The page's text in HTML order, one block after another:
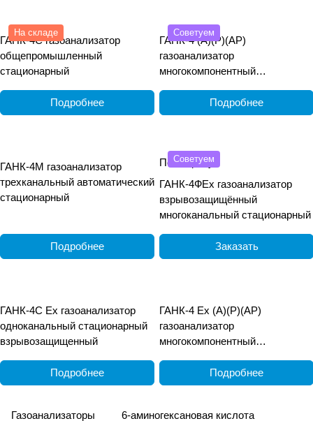
На складе
ГАНК-4С газоанализатор
общепромышленный
стационарный
Подробнее
Советуем
ГАНК-4 (А)(Р)(АР)
газоанализатор
многокомпонентный
переноснойПодробнее
ГАНК-4М газоанализатор
трехканальный автоматический
стационарный
Подробнее
Советуем
По запросу
ГАНК-4ФEx газоанализатор
взрывозащищённый
многоканальный стационарный
Заказать
ГАНК-4С Ех газоанализатор
одноканальный стационарный
взрывозащищенный
Подробнее
ГАНК-4 Ех (А)(Р)(АР)
газоанализатор
многокомпонентный
переноснойПодробнее
Газоанализаторы 6-аминогексановая кислота